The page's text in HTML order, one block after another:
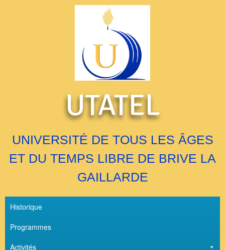
UTATEL
UNIVERSITÉ DE TOUS LES ÂGES
ET DU TEMPS LIBRE DE BRIVE LA
GAILLARDE
Historique
Programmes
Activités